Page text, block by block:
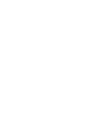
et la c
l